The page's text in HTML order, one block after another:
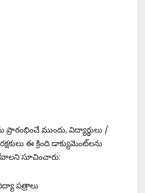
ప్రారంభించే ముందు, విద్యార్థులు /
ఈ క్రింది డాక్యుమెంట్‌లను
సూచించారు:
పత్రాలు